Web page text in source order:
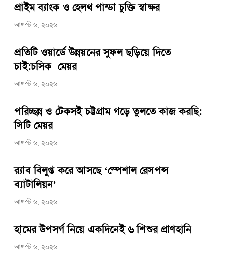
প্রাইম ব্যাংক ও হেলথ পান্ডা চুক্তি স্বাক্ষর
আগস্ট ৬, ২০২৬
প্রতিটি ওয়ার্ডে উন্নয়নের সুফল ছড়িয়ে দিতে
চাই:চসিক মেয়র
আগস্ট ৬, ২০২৬
পরিচ্ছন্ন ও টেকসই চট্টগ্রাম গড়ে তুলতে কাজ করছি:
সিটি মেয়র
আগস্ট ৬, ২০২৬
র‌্যাব বিলুপ্ত করে আসছে ‘স্পেশাল রেসপন্স
ব্যাটালিয়ন’
আগস্ট ৬, ২০২৬
হামের উপসর্গ নিয়ে একদিনেই ৬ শিশুর প্রাণহানি
আগস্ট ৬, ২০২৬